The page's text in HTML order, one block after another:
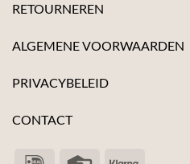
RETOURNEREN
ALGEMENE VOORWAARDEN
PRIVACYBELEID
CONTACT